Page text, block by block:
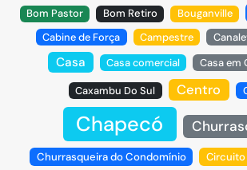
Bom Pastor
Bom Retiro Bouganville
Cabine de Força Campestre
Casa Casa comercial Casa em
Caxambu Do Sul Centro
Chapecó
Churrasqueira do Condomínio
Circuito